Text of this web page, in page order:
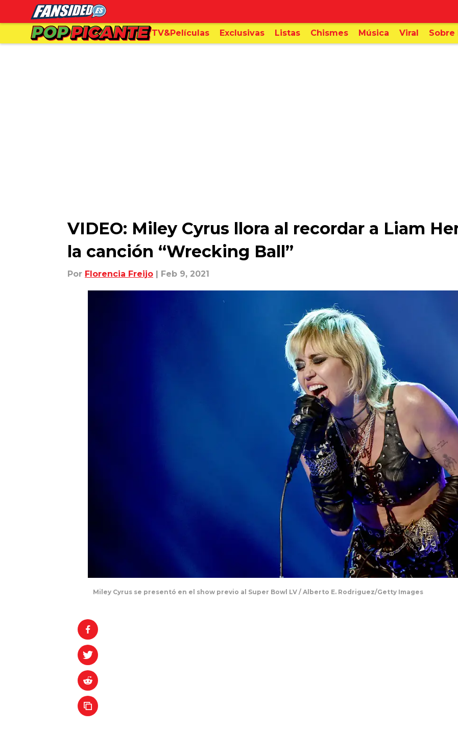
TV&Películas Exclusivas Listas Chismes Música Viral Sobre
VIDEO: Miley Cyrus llora al recordar a Liam
la canción “Wrecking Ball”
Por Florencia Freijo | Feb 9, 2021
Miley Cyrus se presentó en el show previo al Super Bowl LV / Alberto E. Rodriguez/Getty Images